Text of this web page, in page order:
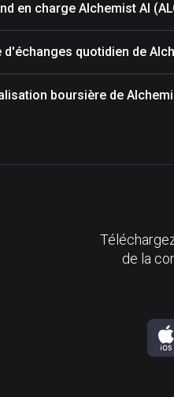
en charge Alchemist AI
d'échanges quotidien de
boursière de
de la